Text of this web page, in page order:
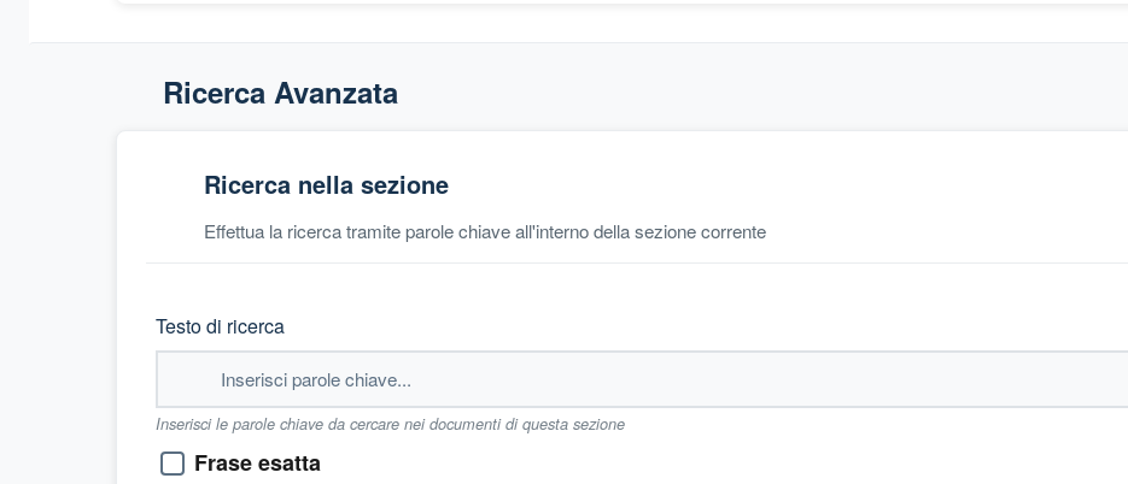
Ricerca Avanzata
Ricerca nella sezione
Effettua la ricerca tramite parole chiave all'interno della sezione corrente
Testo di ricerca
Inserisci le parole chiave da cercare nei documenti di questa sezione
Frase esatta